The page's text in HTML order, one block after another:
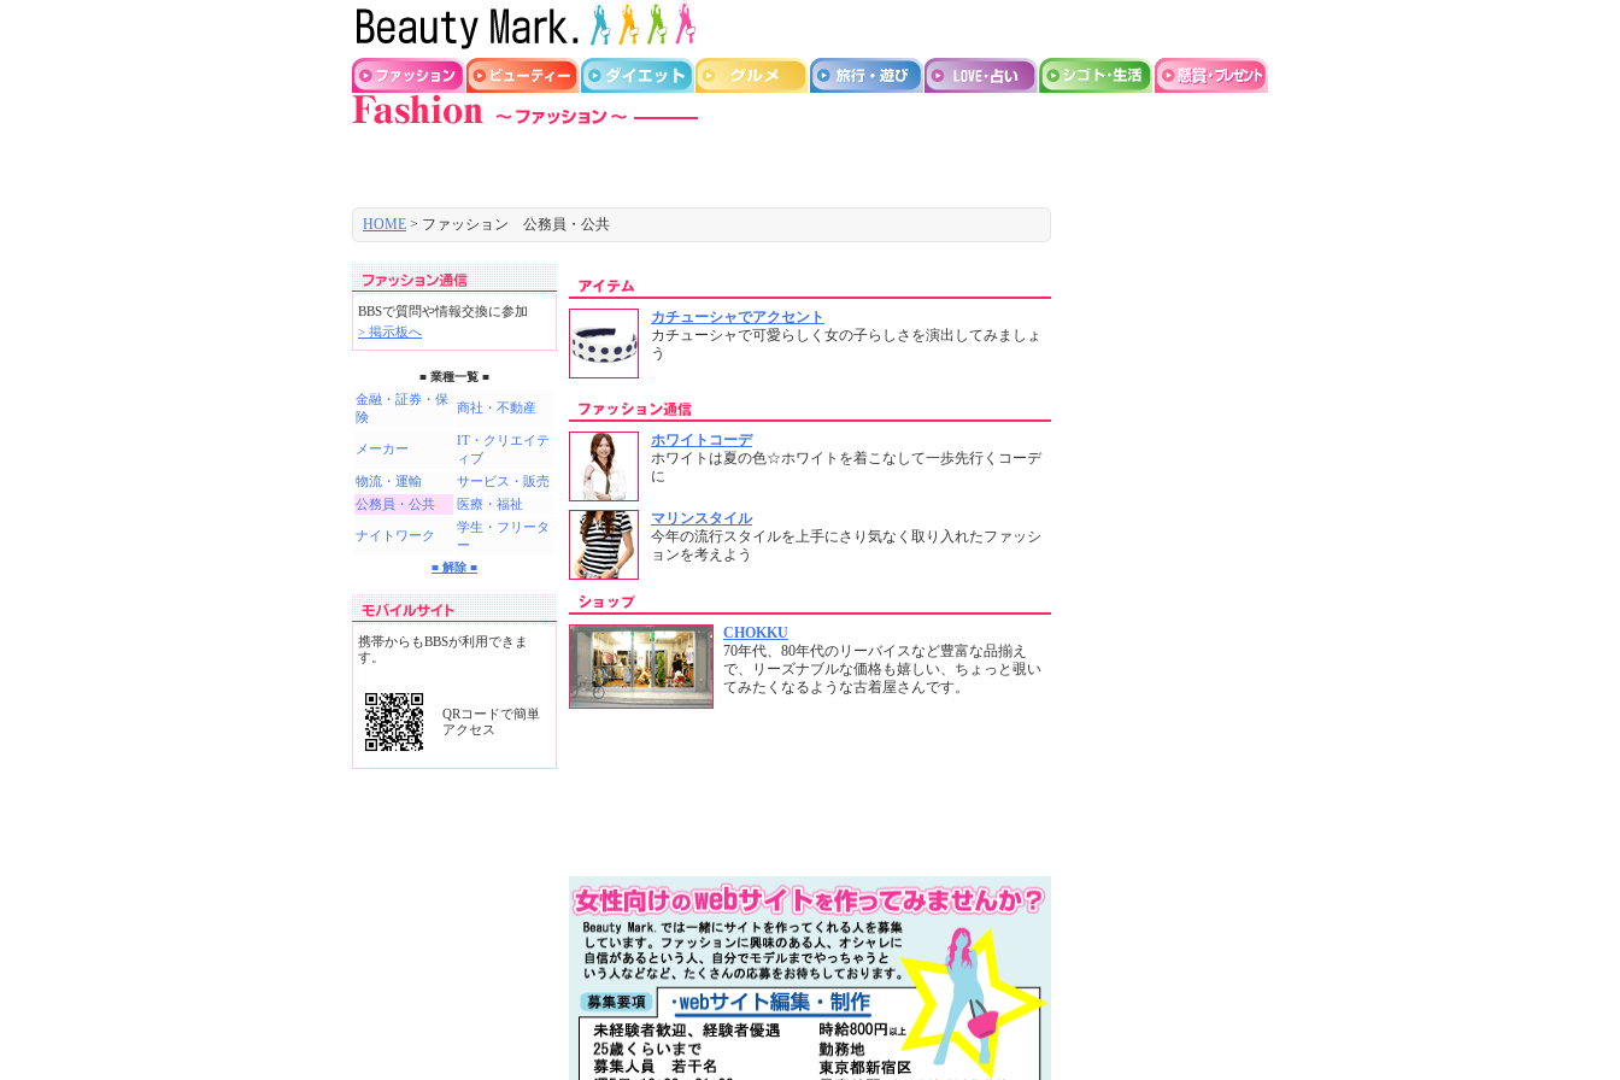
HOME > ファッション 公務員・公共
BBSで質問や情報交換に参加
> 掲示板へ
■ 業種一覧 ■
金融・証券・保
険
商社・不動産
メーカー
IT・クリエイテ
ィブ
物流・運輸
サービス・販売
公務員・公共
医療・福祉
ナイトワーク
学生・フリータ
ー
■ 解除 ■
携帯からもBBSが利用できま
す。
QRコードで簡単
アクセス
カチューシャでアクセント
カチューシャで可愛らしく女の子らしさを演出してみましょ
う
ホワイトコーデ
ホワイトは夏の色☆ホワイトを着こなして一歩先行くコーデ
に
マリンスタイル
今年の流行スタイルを上手にさり気なく取り入れたファッシ
ョンを考えよう
CHOKKU
70年代、80年代のリーバイスなど豊富な品揃え
で、リーズナブルな価格も嬉しい、ちょっと覗い
てみたくなるような古着屋さんです。